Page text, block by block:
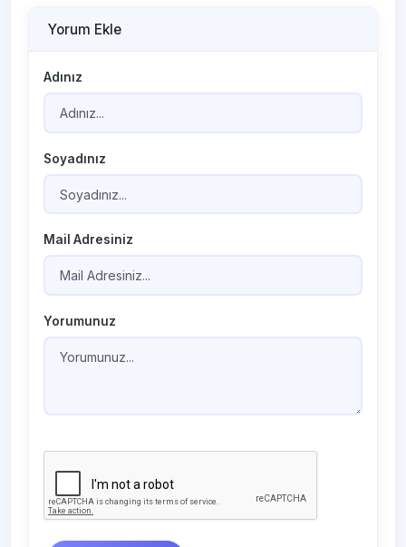
Yorum Ekle
Adınız
Soyadınız
Mail Adresiniz
Yorumunuz